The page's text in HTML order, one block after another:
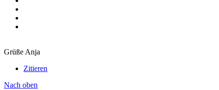
Grüße Anja
Zitieren
Nach oben